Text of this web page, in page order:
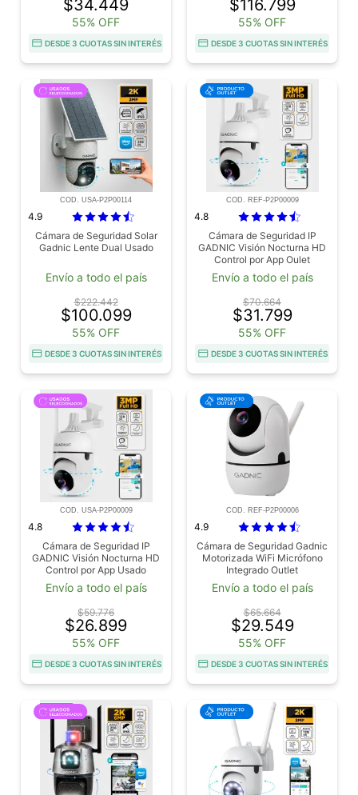
$34.449
55% OFF
DESDE 3 CUOTAS SIN INTERÉS
$116.799
55% OFF
DESDE 3 CUOTAS SIN INTERÉS
COD. USA-P2P00114
4.9
Cámara de Seguridad Solar
Gadnic Lente Dual Usado
Envío a todo el país
$222.442
$100.099
55% OFF
DESDE 3 CUOTAS SIN INTERÉS
COD. REF-P2P00009
4.8
Cámara de Seguridad IP
GADNIC Visión Nocturna HD
Control por App Oulet
Envío a todo el país
$70.664
$31.799
55% OFF
DESDE 3 CUOTAS SIN INTERÉS
COD. USA-P2P00009
4.8
Cámara de Seguridad IP
GADNIC Visión Nocturna HD
Control por App Usado
Envío a todo el país
$59.776
$26.899
55% OFF
DESDE 3 CUOTAS SIN INTERÉS
COD. REF-P2P00006
4.9
Cámara de Seguridad Gadnic
Motorizada WiFi Micrófono
Integrado Outlet
Envío a todo el país
$65.664
$29.549
55% OFF
DESDE 3 CUOTAS SIN INTERÉS